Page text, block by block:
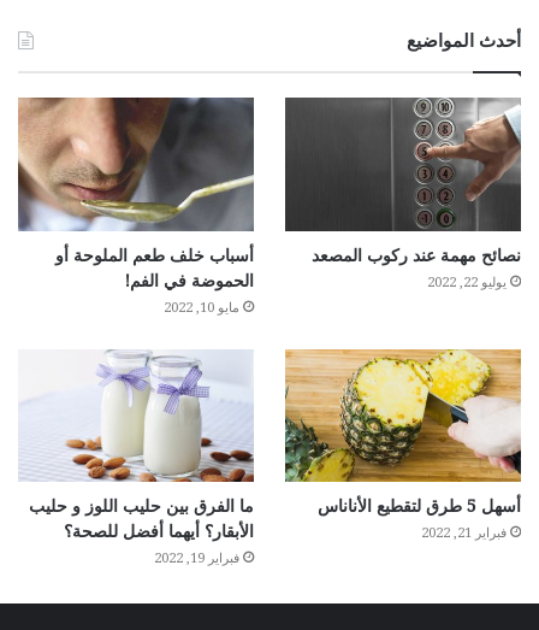
أحدث المواضيع
نصائح مهمة عند ركوب المصعد
يوليو 22, 2022
أسباب خلف طعم الملوحة أو
الحموضة في الفم!
مايو 10, 2022
أسهل 5 طرق لتقطيع الأناناس
فبراير 21, 2022
ما الفرق بين حليب اللوز و حليب
الأبقار؟ أيهما أفضل للصحة؟
فبراير 19, 2022